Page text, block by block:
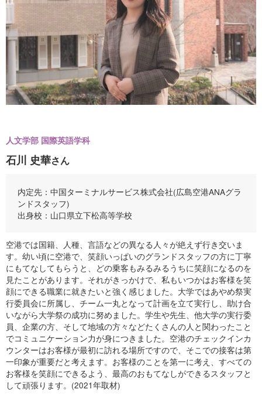
人文学部 国際英語学科
石川 史華さん
内定先：中国ターミナルサービス株式会社(広島空港ANAグラ
ンドスタッフ)
出身校：山口県立下松高等学校
空港では国籍、人種、言語などの異なる人々が絶えず行き交いま
す。幼い頃に空港で、笑顔いっぱいのグランドスタッフの方に丁寧
にもてなしてもらうと、どの乗客もみるみるうちに笑顔になるのを
見たことがあります。それがきっかけで、私もいつかはお客様を笑
顔にできる職業に就きたいと強く感じました。大学ではあやめ祭実
行委員会に所属し、チーム一丸となって計画を立て実行し、助け合
いながら大学祭の成功に努めました。学生や先生、他大学の実行委
員、企業の方、そして地域の方々などたくさんの人と関わったこと
でコミュニケーション力が身につきました。空港のチェックインカ
ウンターはお客様が最初に訪れる場所ですので、そこでの接客は第
一印象が重要だと考えます。お客様のことを第一に考え、すべての
お客様を笑顔にできるよう、最高のおもてなしができるスタッフと
して頑張ります。(2021年取材)